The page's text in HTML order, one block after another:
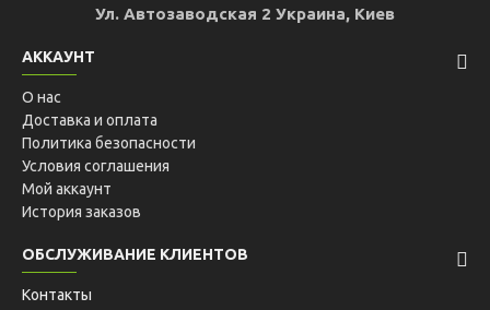
Ул. Автозаводская 2 Украина, Киев
АККАУНТ
О нас
Доставка и оплата
Политика безопасности
Условия соглашения
Мой аккаунт
История заказов
ОБСЛУЖИВАНИЕ КЛИЕНТОВ
Контакты